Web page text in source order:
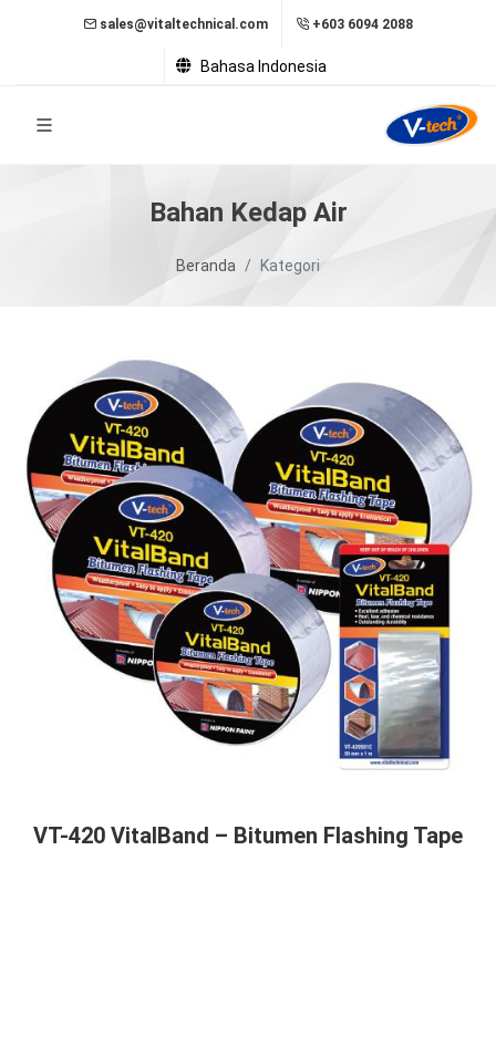
sales@vitaltechnical.com +603 6094 2088
Bahasa Indonesia
Bahan Kedap Air
Beranda Kategori
VT-420 VitalBand – Bitumen Flashing Tape